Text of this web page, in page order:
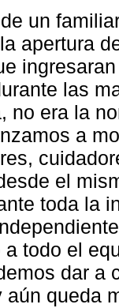
un
apertura
las
no era la
a
el
toda la
a todo el
dar a
queda